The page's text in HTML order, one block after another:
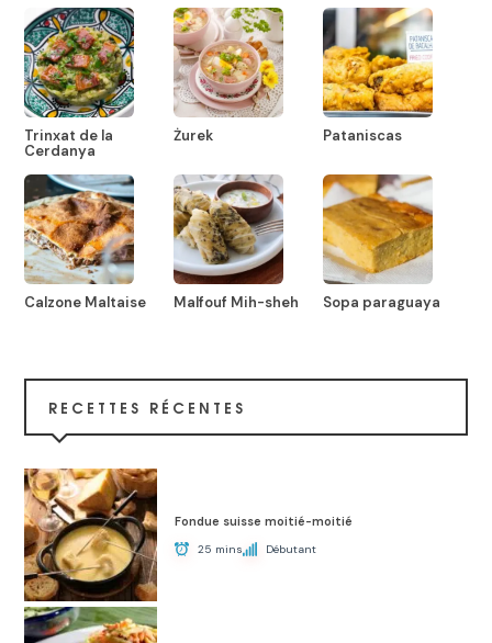
Trinxat de la
Cerdanya
Żurek Pataniscas
Calzone Maltaise Malfouf Mih-sheh Sopa paraguaya
RECETTES RÉCENTES
Fondue suisse moitié-moitié
25 mins Débutant